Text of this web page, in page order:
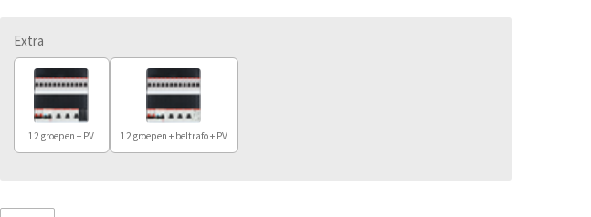
Extra
12 groepen + PV 12 groepen + beltrafo + PV